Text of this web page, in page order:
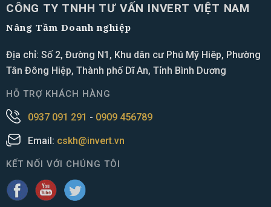
CÔNG TY TNHH TƯ VẤN INVERT VIỆT NAM
Nâng Tầm Doanh nghiệp
Địa chỉ: Số 2, Đường N1, Khu dân cư Phú Mỹ Hiêp, Phường
Tân Đông Hiệp, Thành phố Dĩ An, Tỉnh Bình Dương
HỖ TRỢ KHÁCH HÀNG
0937 091 291 - 0909 456789
Email: cskh@invert.vn
KẾT NỐI VỚI CHÚNG TÔI